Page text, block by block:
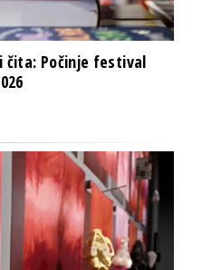
čita: Počinje festival